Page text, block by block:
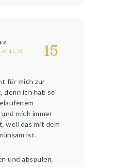
15
11:35
für mich zur
ich hab so
mich immer
weil das mit dem
ist.
und abspülen,